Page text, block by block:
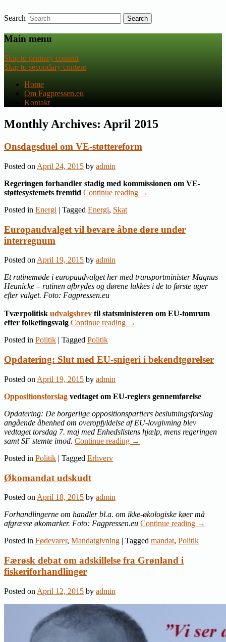
Fagpressen.eu
Nyheder om dansk EU-politik
Search
Main menu
Skip to primary content
Skip to secondary content
Home
Om Fagpressen.eu
Kontakt
Monthly Archives: April 2015
Onsdagsduel om VE-støttereform
Posted on April 24, 2015 by admin
Regeringen forhandler stadig med kommissionen om VE-
støttesystemets fremtid Continue reading →
Posted in Energi | Tagged Energi, Skat
Europaudvalget vil bevare åbne døre under
interregnum
Posted onApril 19, 2015 by admin
Et rutinemøde i europaudvalget her med transportminister Magnus
Heunicke – rutinen afbrydes og dørene lukkes i de to første uger
efter valget. Foto: Fagpressen.eu
Tværpolitisk udvalgsbrev til statsministeren om EU-tomrum
efter folketingsvalg Continue reading →
Posted in Politik | Tagged Politik
Opdatering: Slut med EU-snigeri i bekendtgørelser
Posted on April 19, 2015 by admin
Oppositionsforslag vedtaget om EU-reglers gennemførelse
Opdatering: De borgerlige oppositionspartiers beslutningsforslag
angående åbenhed om overopfyldelse af EU-lovgivning blev
vedtaget torsdag 7. maj med Enhedslistens hjælp, mens regeringen
samt SF stemte imod. Continue reading →
Posted in Politik | Tagged Erhverv
Økomandat udskudt
Posted on April 18, 2015 by admin
Forhandlingerne om handler bl.a. om ikke-økologiske køer må
afgræsse økomarker. Foto: Fagpressen.eu Continue reading →
Posted in Fødevarer, Mandatgivning | Tagged mandat, Politik
Færøsk debat om adskillelse fra Grønland i
fiskeriforhandlinger
Posted on April 12, 2015 by admin